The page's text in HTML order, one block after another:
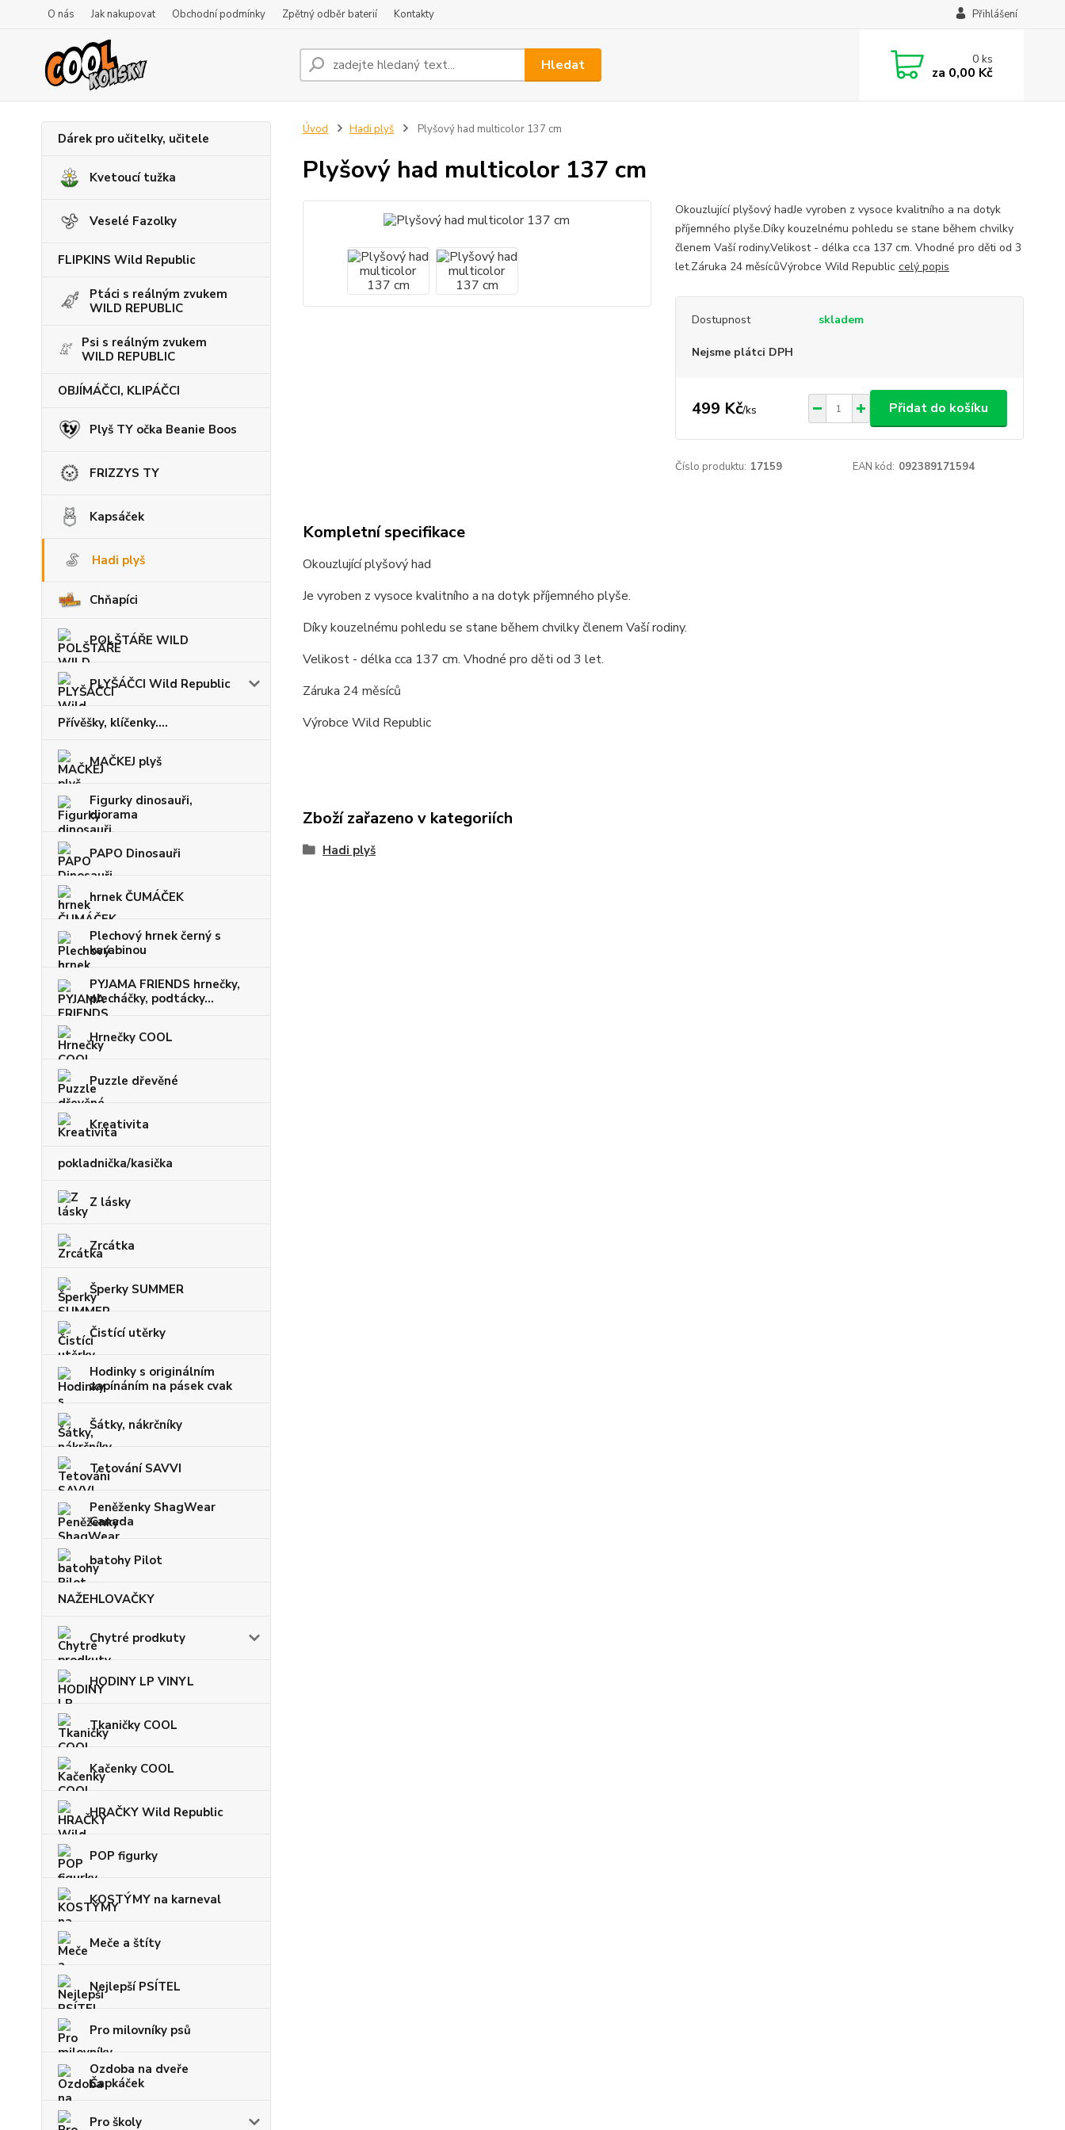
O nás Jak nakupovat Obchodní podmínky Zpětný odběr baterií Kontakty Přihlášení
Hledat 0ks
za 0,00 Kč
Dárek pro učitelky, učitele
Kvetoucí tužka
Veselé Fazolky
FLIPKINS Wild Republic
Ptáci s reálným zvukem
WILD REPUBLIC
Psi s reálným zvukem
WILD REPUBLIC
OBJÍMÁČCI, KLIPÁČCI
Plyš TY očka Beanie Boos
FRIZZYS TY
Kapsáček
Hadi plyš
Chňapíci
POLŠTÁŘE WILD
PLYŠÁČCI Wild Republic
Přívěšky, klíčenky....
MAČKEJ plyš
Figurky dinosauři,
diorama
PAPO Dinosauři
hrnek ČUMÁČEK
Plechový hrnek černý s
karabinou
PYJAMA FRIENDS hrnečky,
plecháčky, podtácky...
Hrnečky COOL
Puzzle dřevěné
Kreativita
pokladnička/kasička
Z lásky
Zrcátka
Šperky SUMMER
Čistící utěrky
Hodinky s originálním
zapínáním na pásek cvak
Šátky, nákrčníky
Tetování SAVVI
Peněženky ShagWear
Canada
batohy Pilot
NAŽEHLOVAČKY
Chytré prodkuty
HODINY LP VINYL
Tkaničky COOL
Kačenky COOL
HRAČKY Wild Republic
POP figurky
KOSTÝMY na karneval
Meče a štíty
Nejlepší PSÍTEL
Pro milovníky psů
Ozdoba na dveře
Čapkáček
Pro školy
Úvod Hadi plyš Plyšový had multicolor 137 cm
Plyšový had multicolor 137 cm
Okouzlující plyšový hadJe vyroben z vysoce kvalitního a na dotyk
příjemného plyše.Díky kouzelnému pohledu se stane během chvilky
členem Vaší rodiny.Velikost - délka cca 137 cm. Vhodné pro děti od 3
let.Záruka 24 měsícůVýrobce Wild Republic celý popis
Dostupnost skladem
Nejsme plátci DPH
499 Kč/ks Přidat do košíku
Číslo produktu: 17159 EAN kód: 092389171594
Kompletní specifikace
Okouzlující plyšový had
Je vyroben z vysoce kvalitního a na dotyk příjemného plyše.
Díky kouzelnému pohledu se stane během chvilky členem Vaší rodiny.
Velikost - délka cca 137 cm. Vhodné pro děti od 3 let.
Záruka 24 měsíců
Výrobce Wild Republic
Zboží zařazeno v kategoriích
Hadi plyš